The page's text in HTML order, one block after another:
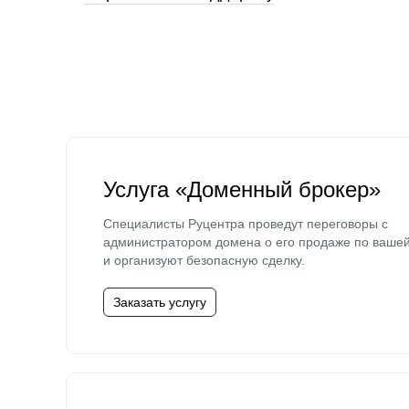
Услуга «Доменный брокер»
Специалисты Руцентра проведут переговоры с
администратором домена о его продаже по
и организуют безопасную сделку.
Заказать услугу